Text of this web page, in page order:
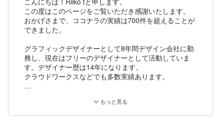
この度はこのページをご覧いただき感謝いたします。
おかげさまで、ココナラの実績は700件を超えることが
できました。
グラフィックデザイナーとして8年間デザイン会社に勤
務し、現在はフリーのデザイナーとして活動していま
す。デザイナー歴は14年になります。
クラウドワークスなどでも多数実績あります。
板・バナー作成を中心に行っております。
早めのレスポンスと丁寧な対応で、イメージに合ったデ
もっと見る